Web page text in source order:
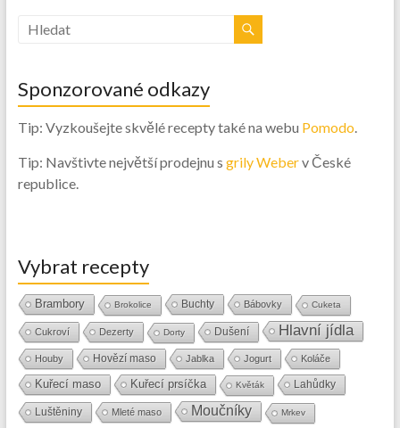
Sponzorované odkazy
Tip: Vyzkoušejte skvělé recepty také na webu Pomodo.
Tip: Navštivte největší prodejnu s grily Weberv České
republice.
Vybrat recepty
Brambory Brokolice Buchty Bábovky Cuketa
Cukroví Dezerty Dorty Dušení Hlavní jídla
Houby Hovězí maso Jablka Jogurt Koláče
Kuřecí maso Kuřecí prsíčka Květák Lahůdky
Luštěniny Mleté maso Moučníky Mrkev